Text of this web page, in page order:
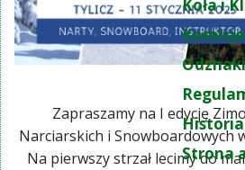
Koła i
Odznaki
Historia
Strona
Zapraszamy na I edycję
Narciarskich i Snowboardowych
Na pierwszy strzał lecimy do